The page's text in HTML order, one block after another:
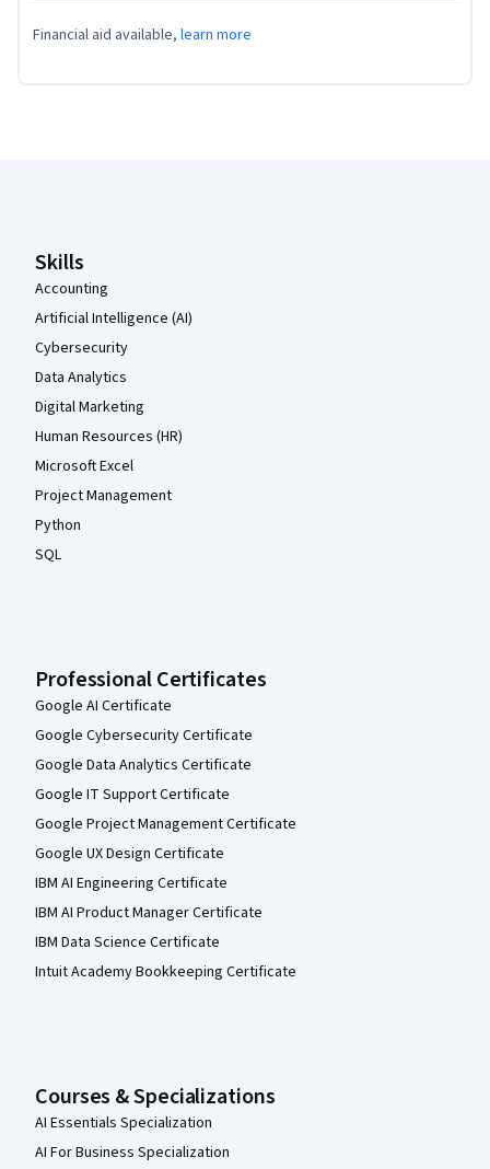
Financial aid available, learn more
Skills
Accounting
Artificial Intelligence (AI)
Cybersecurity
Data Analytics
Digital Marketing
Human Resources (HR)
Microsoft Excel
Project Management
Python
SQL
Professional Certificates
Google AI Certificate
Google Cybersecurity Certificate
Google Data Analytics Certificate
Google IT Support Certificate
Google Project Management Certificate
Google UX Design Certificate
IBM AI Engineering Certificate
IBM AI Product Manager Certificate
IBM Data Science Certificate
Intuit Academy Bookkeeping Certificate
Courses & Specializations
AI Essentials Specialization
AI For Business Specialization